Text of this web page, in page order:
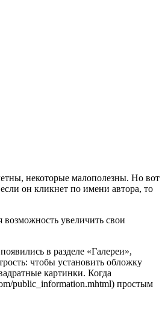
некоторые малополезны. Но вот
он кликнет по имени автора, то
увеличить свои
в разделе «Галереи»,
чтобы установить обложку
картинки. Когда
public_information.mhtml) простым